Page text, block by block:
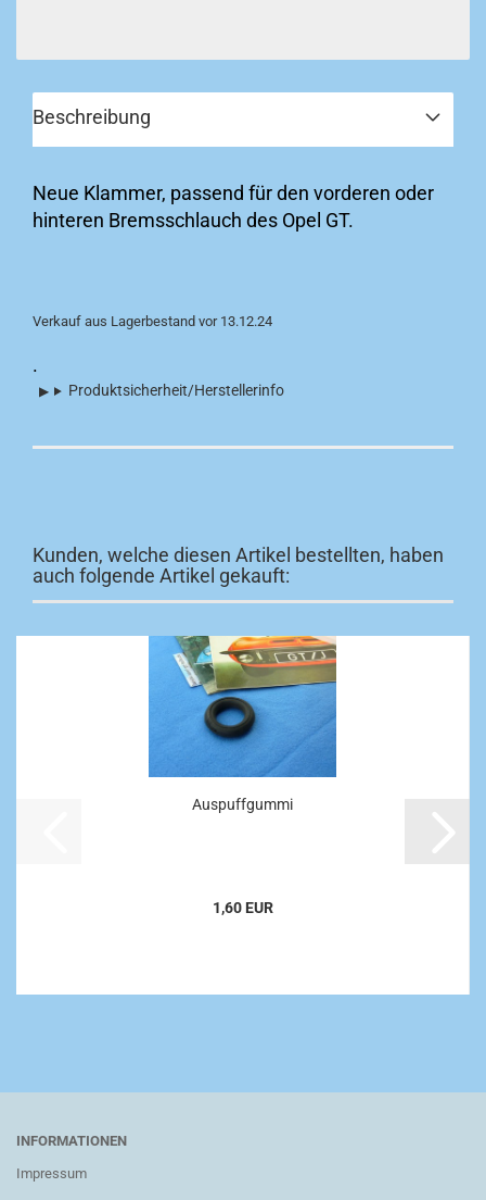
Beschreibung
Neue Klammer, passend für den vorderen oder
hinteren Bremsschlauch des Opel GT.
Verkauf aus Lagerbestand vor 13.12.24
.
Produktsicherheit/Herstellerinfo
Kunden, welche diesen Artikel bestellten, haben
auch folgende Artikel gekauft:
Auspuffgummi
1,60 EUR
INFORMATIONEN
Impressum